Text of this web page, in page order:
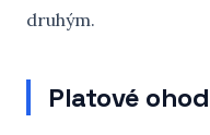
druhým.
Platové